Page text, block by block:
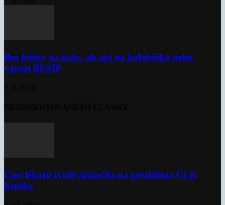
Bez helmy na kolo, ale ani na koloběžku nelez,
varuje BESIP
Část lékařů tvrdě zaútočila na prezidenta ČLK
Kubka